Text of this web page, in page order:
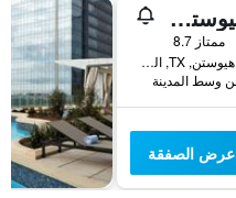
أومني هيوستن هوتل
ممتاز 8.7
4 Riverway, هيوستن, TX, الولايات المتحدة الأميريكية
عرض الصفقة